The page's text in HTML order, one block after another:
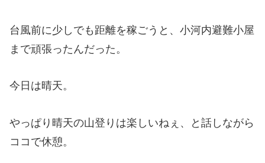
台風前に少しでも距離を稼ごうと、小河内避難小屋
まで頑張ったんだった。
今日は晴天。
やっぱり晴天の山登りは楽しいねぇ、と話しながら
ココで休憩。